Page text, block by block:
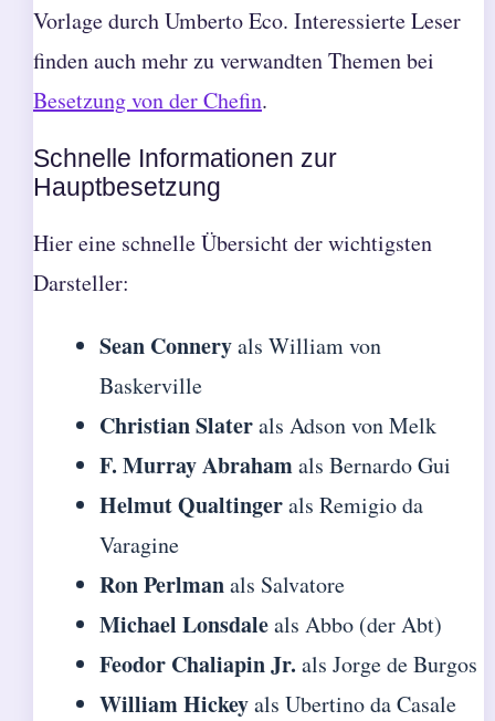
Vorlage durch Umberto Eco. Interessierte Leser
finden auch mehr zu verwandten Themen bei
Besetzung von der Chefin.
Schnelle Informationen zur
Hauptbesetzung
Hier eine schnelle Übersicht der wichtigsten
Darsteller:
Sean Conneryals William von
Baskerville
Christian Slaterals Adson von Melk
F. Murray Abrahamals Bernardo Gui
Helmut Qualtingerals Remigio da
Varagine
Ron Perlmanals Salvatore
Michael Lonsdaleals Abbo (der Abt)
Feodor Chaliapin Jr. als Jorge de Burgos
William Hickeyals Ubertino da Casale